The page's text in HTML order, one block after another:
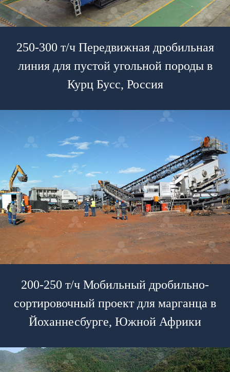
250-300 т/ч Передвижная дробильная
линия для пустой угольной породы в
Курц Бусс, Россия
200-250 т/ч Мобильный дробильно-
сортировочный проект для марганца в
Йоханнесбурге, Южной Африки